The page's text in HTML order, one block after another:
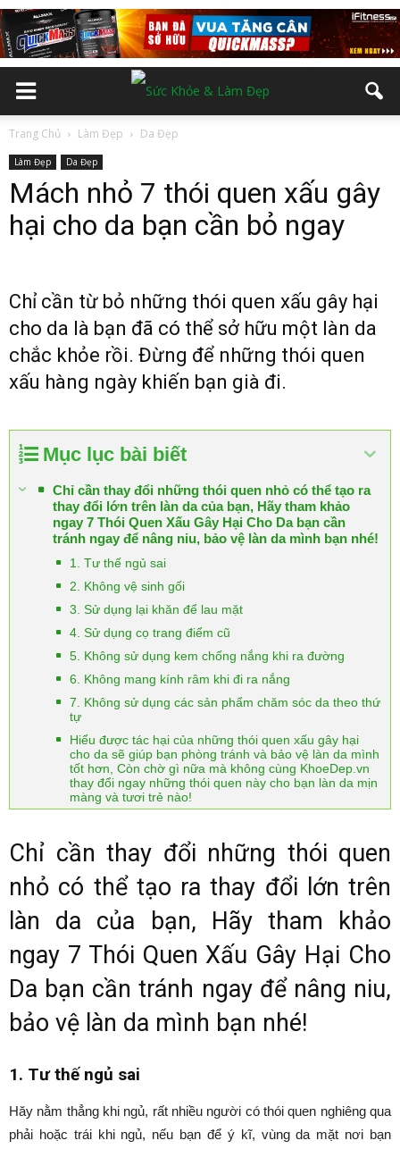
Trang Chủ Làm Đẹp Da Đẹp
Làm Đẹp Da Đẹp
Mách nhỏ 7 thói quen xấu gây
hại cho da bạn cần bỏ ngay
Chỉ cần từ bỏ những thói quen xấu gây hại
cho da là bạn đã có thể sở hữu một làn da
chắc khỏe rồi. Đừng để những thói quen
xấu hàng ngày khiến bạn già đi.
Mục lục bài biết
Chỉ cần thay đổi những thói quen nhỏ có thể tạo ra
thay đổi lớn trên làn da của bạn, Hãy tham khảo
ngay 7 Thói Quen Xấu Gây Hại Cho Da bạn cần
tránh ngay để nâng niu, bảo vệ làn da mình bạn nhé!
1. Tư thế ngủ sai
2. Không vệ sinh gối
3. Sử dụng lại khăn để lau mặt
4. Sử dụng cọ trang điểm cũ
5. Không sử dụng kem chống nắng khi ra đường
6. Không mang kính râm khi đi ra nắng
7. Không sử dụng các sản phẩm chăm sóc da theo thứ
tự
Hiểu được tác hại của những thói quen xấu gây hại
cho da sẽ giúp bạn phòng tránh và bảo vệ làn da mình
tốt hơn, Còn chờ gì nữa mà không cùng KhoeDep.vn
thay đổi ngay những thói quen này cho bạn làn da mịn
màng và tươi trẻ nào!
Chỉ cần thay đổi những thói quen
nhỏ có thể tạo ra thay đổi lớn trên
làn da của bạn, Hãy tham khảo
ngay 7 Thói Quen Xấu Gây Hại Cho
Da bạn cần tránh ngay để nâng niu,
bảo vệ làn da mình bạn nhé!
1. Tư thế ngủ sai
Hăy nằm thẳng khi ngủ, rất nhiều người có thói quen nghiêng qua
phải hoặc trái khi ngủ, nếu bạn để ý kĩ, vùng da mặt nơi bạn